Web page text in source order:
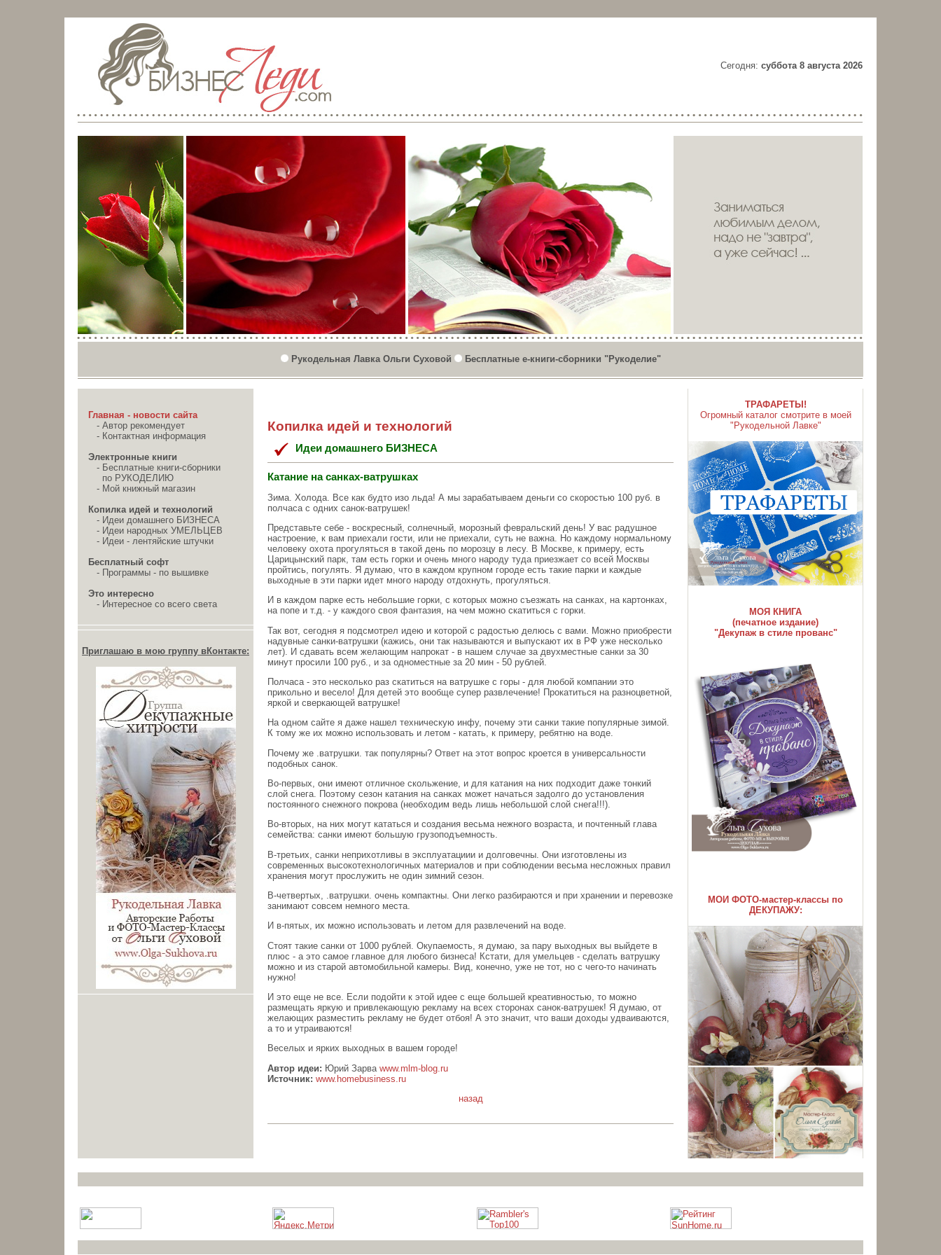
Cегодня: суббота 8 августа 2026
Рукодельная Лавка Ольги Суховой Бесплатные е-книги-сборники "Рукоделие"
Главная - новости сайта
- Автор рекомендует
- Контактная информация
Электронные книги
- Бесплатные книги-сборники
по РУКОДЕЛИЮ
- Мой книжный магазин
Копилка идей и технологий
- Идеи домашнего БИЗНЕСА
- Идеи народных УМЕЛЬЦЕВ
- Идеи - лентяйские штучки
Бесплатный софт
- Программы - по вышивке
Это интересно
- Интересное со всего света
Приглашаю в мою группу вКонтакте:
Копилка идей и технологий
Идеи домашнего БИЗНЕСА
Катание на санках-ватрушках
Зима. Холода. Все как будто изо льда! А мы зарабатываем деньги со скоростью 100 руб. в
полчаса с одних санок-ватрушек!
Представьте себе - воскресный, солнечный, морозный февральский день! У вас радушное
настроение, к вам приехали гости, или не приехали, суть не важна. Но каждому нормальному
человеку охота прогуляться в такой день по морозцу в лесу. В Москве, к примеру, есть
Царицынский парк, там есть горки и очень много народу туда приезжает со всей Москвы
пройтись, погулять. Я думаю, что в каждом крупном городе есть такие парки и каждые
выходные в эти парки идет много народу отдохнуть, прогуляться.
И в каждом парке есть небольшие горки, с которых можно съезжать на санках, на картонках,
на попе и т.д. - у каждого своя фантазия, на чем можно скатиться с горки.
Так вот, сегодня я подсмотрел идею и которой с радостью делюсь с вами. Можно приобрести
надувные санки-ватрушки (кажись, они так называются и выпускают их в РФ уже несколько
лет). И сдавать всем желающим напрокат - в нашем случае за двухместные санки за 30
минут просили 100 руб., и за одноместные за 20 мин - 50 рублей.
Полчаса - это несколько раз скатиться на ватрушке с горы - для любой компании это
прикольно и весело! Для детей это вообще супер развлечение! Прокатиться на разноцветной,
яркой и сверкающей ватрушке!
На одном сайте я даже нашел техническую инфу, почему эти санки такие популярные зимой.
К тому же их можно использовать и летом - катать, к примеру, ребятню на воде.
Почему же .ватрушки. так популярны? Ответ на этот вопрос кроется в универсальности
подобных санок.
Во-первых, они имеют отличное скольжение, и для катания на них подходит даже тонкий
слой снега. Поэтому сезон катания на санках может начаться задолго до установления
постоянного снежного покрова (необходим ведь лишь небольшой слой снега!!!).
Во-вторых, на них могут кататься и создания весьма нежного возраста, и почтенный глава
семейства: санки имеют большую грузоподъемность.
В-третьих, санки неприхотливы в эксплуатациии и долговечны. Они изготовлены из
современных высокотехнологичных материалов и при соблюдении весьма несложных правил
хранения могут прослужить не один зимний сезон.
В-четвертых, .ватрушки. очень компактны. Они легко разбираются и при хранении и перевозке
занимают совсем немного места.
И в-пятых, их можно использовать и летом для развлечений на воде.
Стоят такие санки от 1000 рублей. Окупаемость, я думаю, за пару выходных вы выйдете в
плюс - а это самое главное для любого бизнеса! Кстати, для умельцев - сделать ватрушку
можно и из старой автомобильной камеры. Вид, конечно, уже не тот, но с чего-то начинать
нужно!
И это еще не все. Если подойти к этой идее с еще большей креативностью, то можно
размещать яркую и привлекающую рекламу на всех сторонах санок-ватрушек! Я думаю, от
желающих разместить рекламу не будет отбоя! А это значит, что ваши доходы удваиваются,
а то и утраиваются!
Веселых и ярких выходных в вашем городе!
Автор идеи: Юрий Зарва www.mlm-blog.ru
Источник: www.homebusiness.ru
назад
ТРАФАРЕТЫ!
Огромный каталог смотрите в моей
"Рукодельной Лавке"
МОЯ КНИГА
(печатное издание)
"Декупаж в стиле прованс"
МОИ ФОТО-мастер-классы по
ДЕКУПАЖУ: